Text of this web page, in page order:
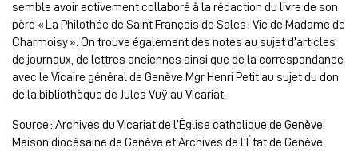
semble avoir activement collaboré à la rédaction du livre de son
père « La Philothée de Saint François de Sales : Vie de Madame de
Charmoisy ». On trouve également des notes au sujet d’articles
de journaux, de lettres anciennes ainsi que de la correspondance
avec le Vicaire général de Genève Mgr Henri Petit au sujet du don
de la bibliothèque de Jules Vuÿ au Vicariat.
Source : Archives du Vicariat de l’Église catholique de Genève,
Maison diocésaine de Genève et Archives de l’État de Genève